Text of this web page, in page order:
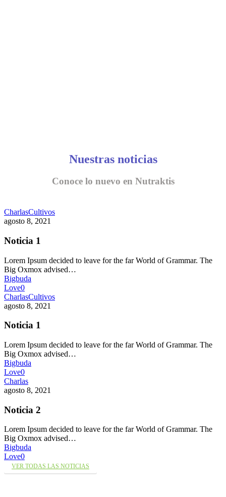
Nuestras noticias
Conoce lo nuevo en Nutraktis
CharlasCultivos
agosto 8, 2021
Noticia 1
Lorem Ipsum decided to leave for the far World of Grammar. The
Big Oxmox advised…
Bigbuda
Love0
CharlasCultivos
agosto 8, 2021
Noticia 1
Lorem Ipsum decided to leave for the far World of Grammar. The
Big Oxmox advised…
Bigbuda
Love0
Charlas
agosto 8, 2021
Noticia 2
Lorem Ipsum decided to leave for the far World of Grammar. The
Big Oxmox advised…
Bigbuda
Love0
VER TODAS LAS NOTICIAS